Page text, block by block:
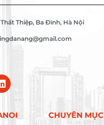
Thất Thiệp, Ba Đình, Hà Nội
CHUYÊN MỤC